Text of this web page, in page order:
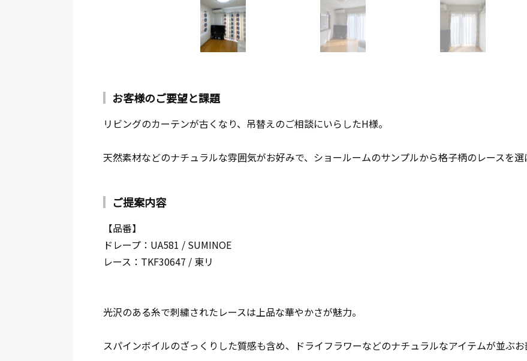
お客様のご要望と課題
リビングのカーテンが古くなり、吊替えのご相談にいらしたH様。
天然素材などのナチュラルな雰囲気がお好みで、ショールームのサンプルから格子柄のレースを選
ご提案内容
【品番】
ドレープ：UA581 / SUMINOE
レース：TKF30647 / 東リ
光沢のある糸で刺繍されたレースは上品な華やかさが魅力。
スパインボイルのざっくりした質感も含め、ドライフラワーなどのナチュラルなアイテムが並ぶお